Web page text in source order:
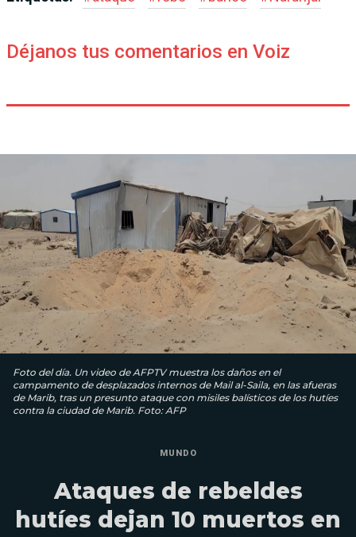
Déjanos tus comentarios en Voiz
Foto del día. Un video de AFPTV muestra los daños en el
campamento de desplazados internos de Mail al-Saila, en las afueras
de Marib, tras un presunto ataque con misiles balísticos de los hutíes
contra la ciudad de Marib. Foto: AFP
MUNDO
Ataques de rebeldes
hutíes dejan 10 muertos en